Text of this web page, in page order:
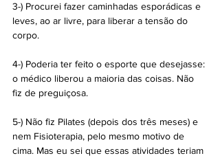
3-) Procurei fazer caminhadas esporádicas e
leves, ao ar livre, para liberar a tensão do
corpo.
4-) Poderia ter feito o esporte que desejasse:
o médico liberou a maioria das coisas. Não
fiz de preguiçosa.
5-) Não fiz Pilates (depois dos três meses) e
nem Fisioterapia, pelo mesmo motivo de
cima. Mas eu sei que essas atividades teriam